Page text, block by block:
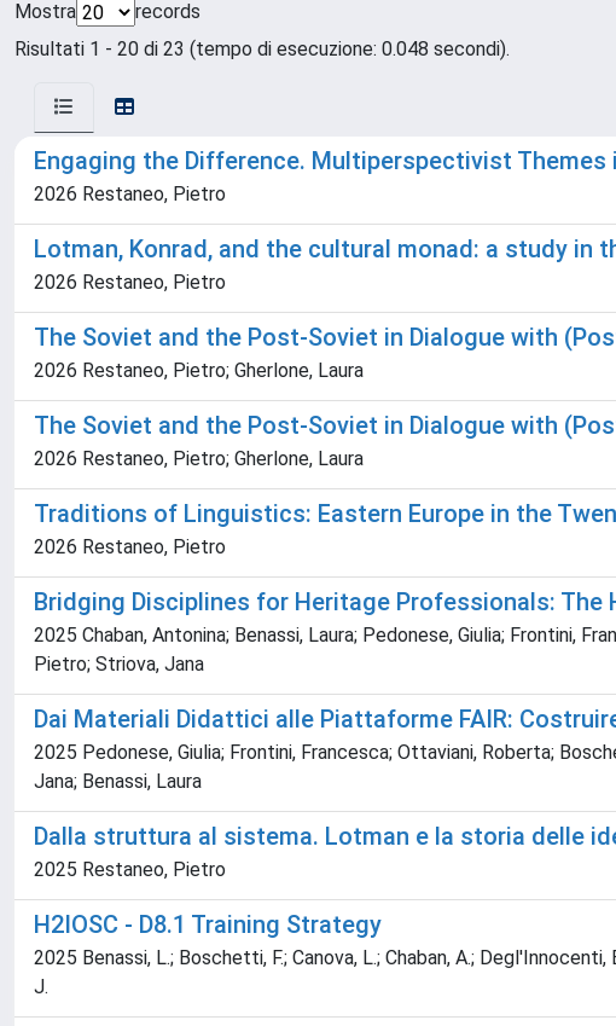
Mostra
records
Risultati 1 - 20 di 23 (tempo di esecuzione: 0.048 secondi).
Engaging the Difference. Multiperspectivist
2026 Restaneo, Pietro
Lotman, Konrad, and the cultural monad: a study in
2026 Restaneo, Pietro
The Soviet and the Post-Soviet in Dialogue with
2026 Restaneo, Pietro; Gherlone, Laura
The Soviet and the Post-Soviet in Dialogue with
2026 Restaneo, Pietro; Gherlone, Laura
Traditions of Linguistics: Eastern Europe in the
2026 Restaneo, Pietro
Bridging Disciplines for Heritage Professionals: The
2025 Chaban, Antonina; Benassi, Laura; Pedonese, Giulia; Frontini,
Pietro; Striova, Jana
Dai Materiali Didattici alle Piattaforme FAIR:
2025 Pedonese, Giulia; Frontini, Francesca; Ottaviani, Roberta;
Jana; Benassi, Laura
Dalla struttura al sistema. Lotman e la storia delle
2025 Restaneo, Pietro
H2IOSC - D8.1 Training Strategy
2025 Benassi, L.; Boschetti, F.; Canova, L.; Chaban, A.;
J.